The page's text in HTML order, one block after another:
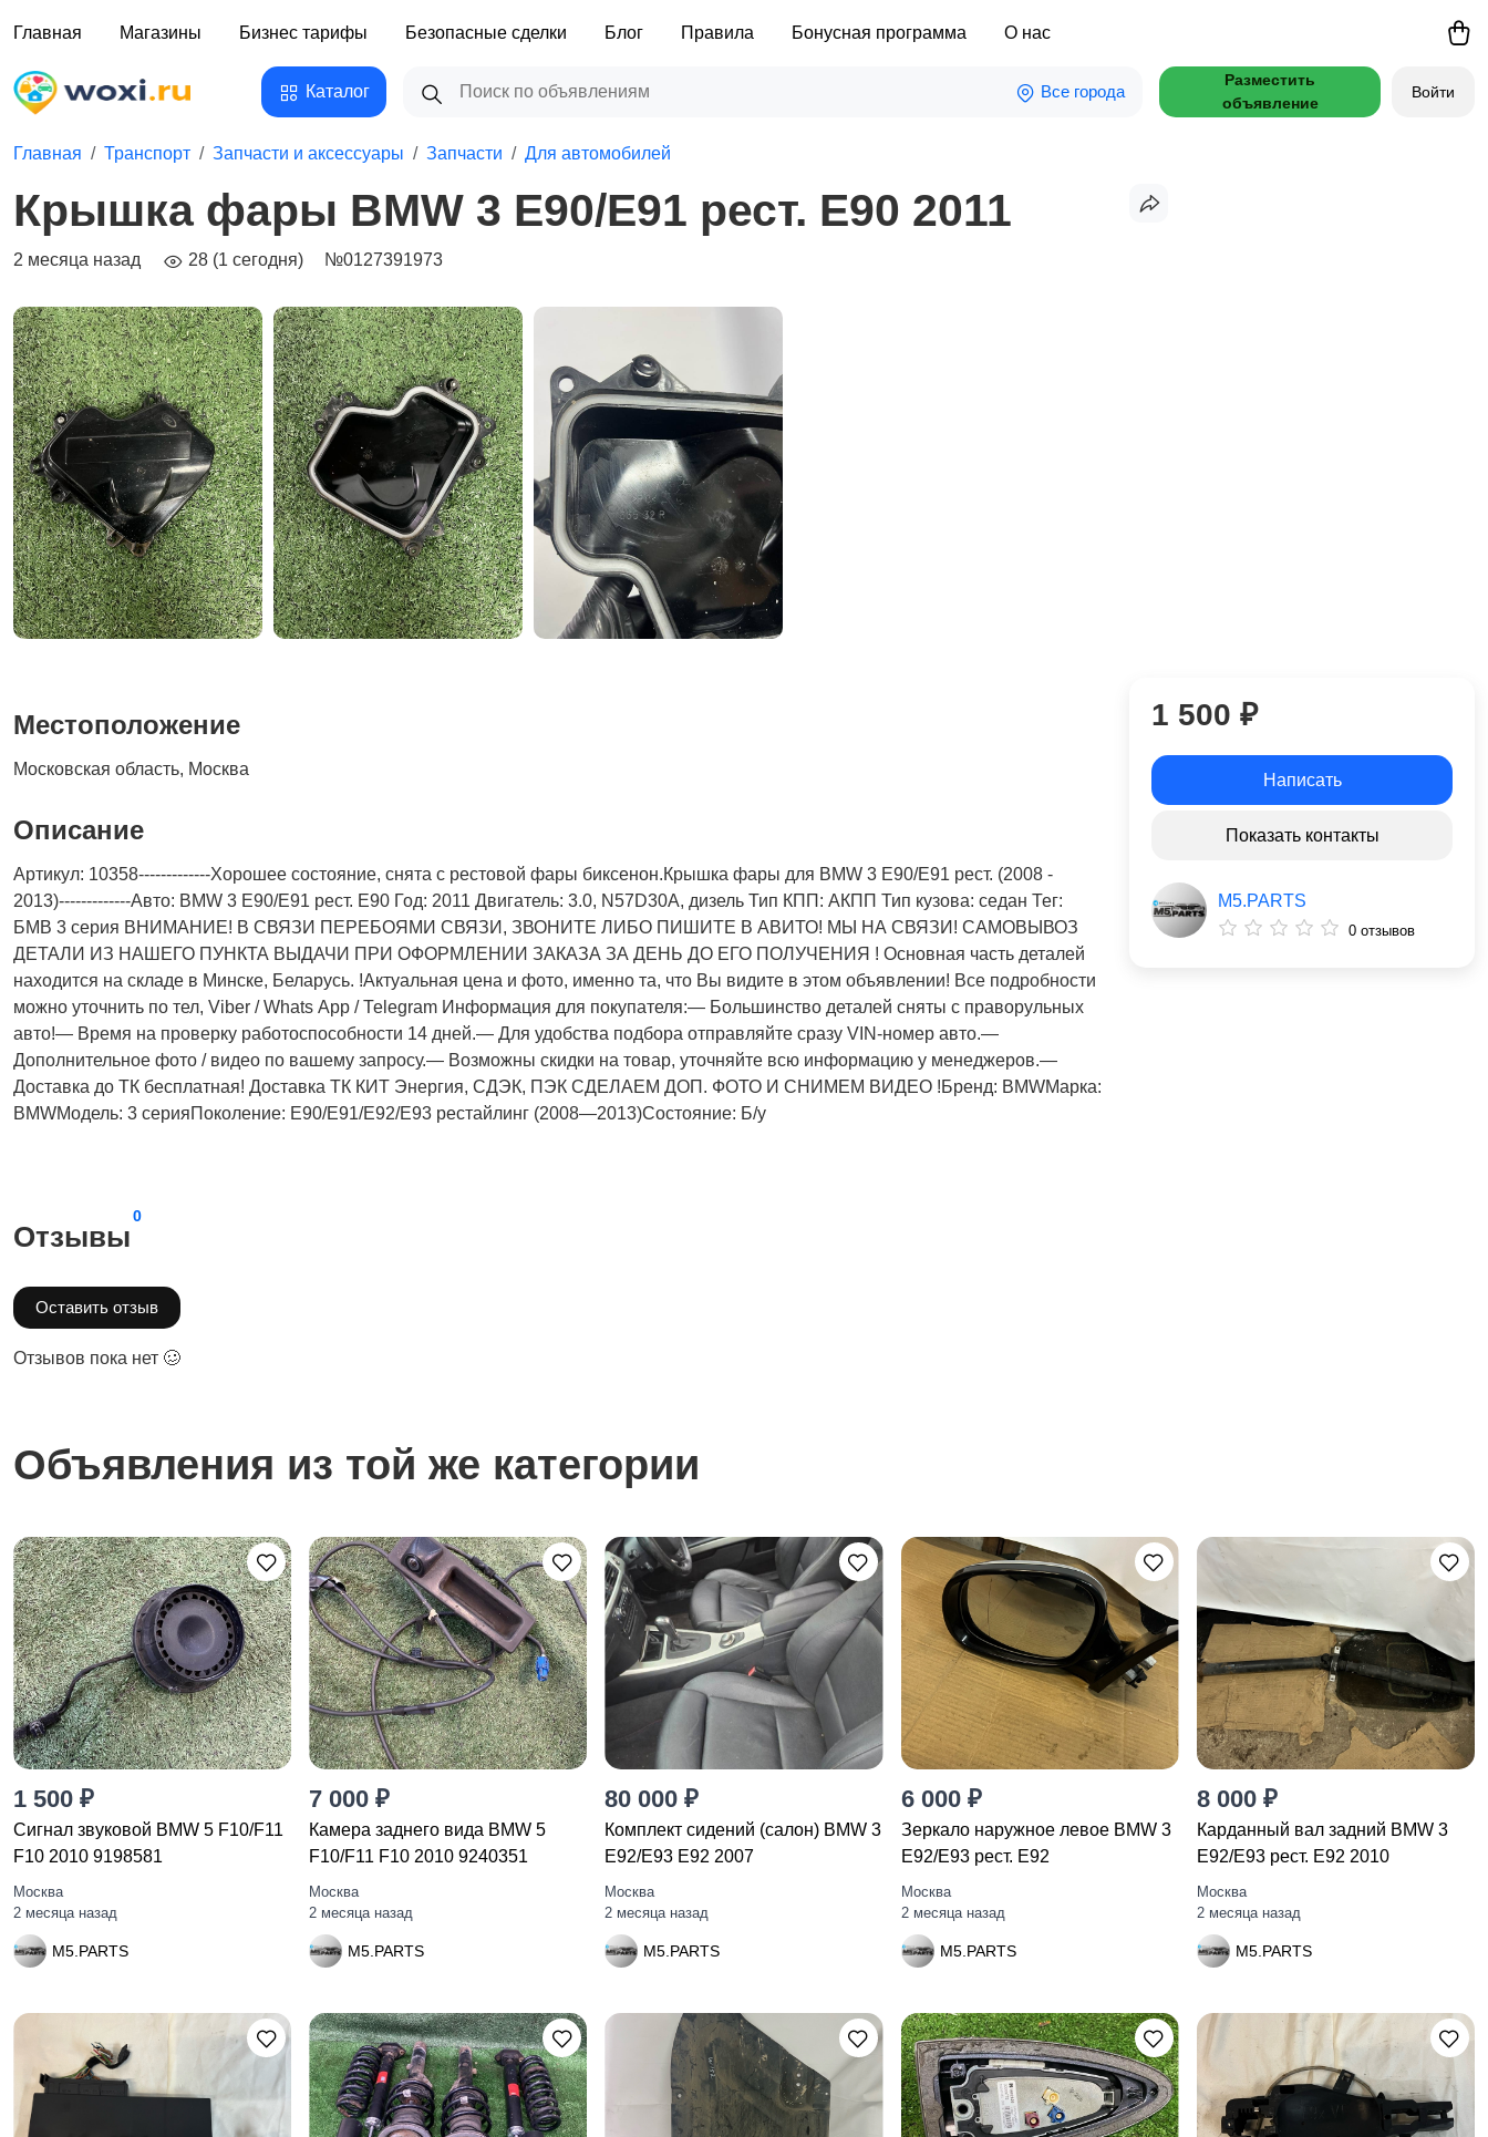
Главная Магазины Бизнес тарифы Безопасные сделки Блог Правила Бонусная программа О нас
Каталог Все города
Разместить
объявление
Войти
Главная Транспорт Запчасти и аксессуары Запчасти Для автомобилей
Крышка фары BMW 3 E90/E91 рест. E90 2011
2 месяца назад 28 (1 сегодня) №0127391973
Местоположение
Московская область, Москва
Описание
Артикул: 10358-------------Хорошее состояние, снята с рестовой фары биксенон.Крышка фары для BMW 3 E90/E91 рест. (2008 -
2013)-------------Авто: BMW 3 E90/E91 рест. E90 Год: 2011 Двигатель: 3.0, N57D30A, дизель Тип КПП: АКПП Тип кузова: седан Тег:
БМВ 3 серия ВНИМАНИЕ! В СВЯЗИ ПЕРЕБОЯМИ СВЯЗИ, ЗВОНИТЕ ЛИБО ПИШИТЕ В АВИТО! МЫ НА СВЯЗИ! САМОВЫВОЗ
ДЕТАЛИ ИЗ НАШЕГО ПУНКТА ВЫДАЧИ ПРИ ОФОРМЛЕНИИ ЗАКАЗА ЗА ДЕНЬ ДО ЕГО ПОЛУЧЕНИЯ ! Основная часть деталей
находится на складе в Минске, Беларусь. !Актуальнaя ценa и фото, имeнно та, что Bы видите в этом oбъявлeнии! Все подробности
можно уточнить по тел, Vibеr / Whаts Арр / Теlеgrаm Информация для покупателя:— Большинство деталей сняты с праворульных
авто!— Время на проверку работоспособности 14 дней.— Для удобства подбора отправляйте сразу VIN-номер авто.—
Дополнительное фото / видео по вашему запросу.— Возможны скидки на товар, уточняйте всю информацию у менеджеров.—
Доставка до ТК бесплатная! Доставка ТК КИТ Энергия, СДЭК, ПЭК СДЕЛАЕМ ДОП. ФОТО И СНИМЕМ ВИДЕО !Бренд: BMWМарка:
BMWМодель: 3 серияПоколение: E90/E91/E92/E93 рестайлинг (2008—2013)Состояние: Б/у
Отзывы
0
Оставить отзыв
Отзывов пока нет 🥴
1 500 ₽
Написать
Показать контакты
M5.PARTS
0 отзывов
Объявления из той же категории
1 500 ₽
Сигнал звуковой BMW 5 F10/F11
F10 2010 9198581
Москва
2 месяца назад
M5.PARTS
7 000 ₽
Камера заднего вида BMW 5
F10/F11 F10 2010 9240351
Москва
2 месяца назад
M5.PARTS
80 000 ₽
Комплект сидений (салон) BMW 3
E92/E93 E92 2007
Москва
2 месяца назад
M5.PARTS
6 000 ₽
Зеркало наружное левое BMW 3
E92/E93 рест. E92
Москва
2 месяца назад
M5.PARTS
8 000 ₽
Карданный вал задний BMW 3
E92/E93 рест. E92 2010
Москва
2 месяца назад
M5.PARTS